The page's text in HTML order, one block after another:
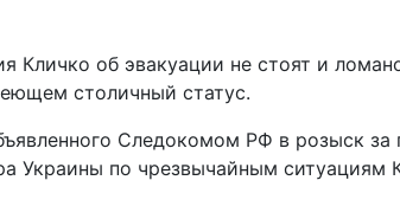
Кличко об эвакуации не стоят и
столичный статус.
Следокомом РФ в розыск
Украины по чрезвычайным ситуациям